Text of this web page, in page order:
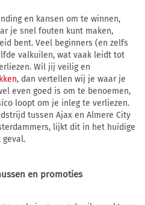
en kansen om te winnen,
je snel fouten kunt maken,
bent. Veel beginners (en zelfs
valkuilen, wat vaak leidt tot
Wil jij veilig en
, dan vertellen wij je waar je
even goed is om te benoemen,
loopt om je inleg te verliezen.
tussen Ajax en Almere City
lijkt dit in het huidige
en promoties